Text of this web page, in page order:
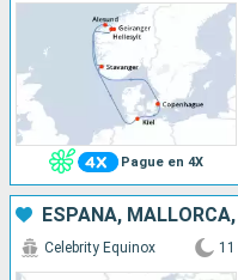
Pague en 4X
ESPAÑA,
Celebrity Equinox 11